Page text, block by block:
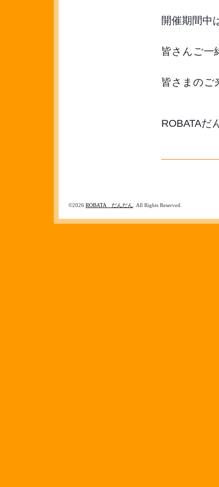
開催期間中
皆さんご一
皆さまのご
ROBATA
©2026 ROBATA だんだん . All Rights Reserved.